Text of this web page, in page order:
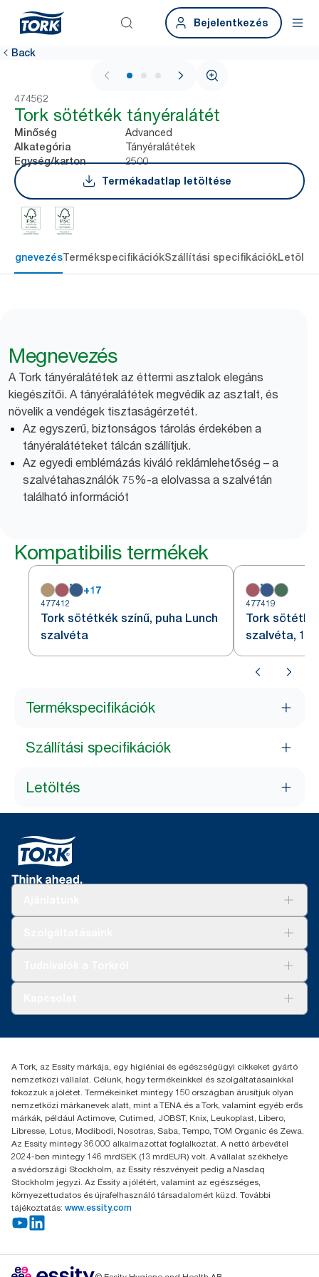
Bejelentkezés
Back
1 / 3
474562
Tork sötétkék tányéralátét
Minőség Advanced
Alkategória Tányéralátétek
Egység/karton
2500
Termékadatlap letöltése
TermékspecifikációkSzállítási specifikációk
Megnevezés
A Tork tányéralátétek az éttermi asztalok elegáns
kiegészítői. A tányéralátétek megvédik az asztalt, és
növelik a vendégek tisztaságérzetét.
Az egyszerű, biztonságos tárolás érdekében a
tányéralátéteket tálcán szállítjuk.
Az egyedi emblémázás kiváló reklámlehetőség – a
szalvétahasználók 75%-a elolvassa a szalvétán
található információt
Kompatibilis termékek
+17
477412
Tork sötétkék színű, puha Lunch
szalvéta
477419
Tork
szalvéta, 1/
Termékspecifikációk
Szállítási specifikációk
Letöltés
+36 1 392 2176
H-1021 Budapest
Budakeszi út 51.
A Tork, az Essity márkája, egy higiéniai és egészségügyi cikkeket gyártó
nemzetközi vállalat. Célunk, hogy termékeinkkel és szolgáltatásainkkal
fokozzuk a jólétet. Termékeinket mintegy 150 országban árusítjuk olyan
nemzetközi márkanevek alatt, mint a TENA és a Tork, valamint egyéb erős
márkák, például Actimove, Cutimed, JOBST, Knix, Leukoplast, Libero,
Libresse, Lotus, Modibodi, Nosotras, Saba, Tempo, TOM Organic és Zewa.
Az Essity mintegy 36 000 alkalmazottat foglalkoztat. A nettó árbevétel
2024-ben mintegy 146 mrdSEK (13 mrdEUR) volt. A vállalat székhelye
a svédországi Stockholm, az Essity részvényeit pedig a Nasdaq
Stockholm jegyzi. Az Essity a jólétért, valamint az egészséges,
környezettudatos és újrafelhasználó társadalomért küzd. További
tájékoztatás: www.essity.com